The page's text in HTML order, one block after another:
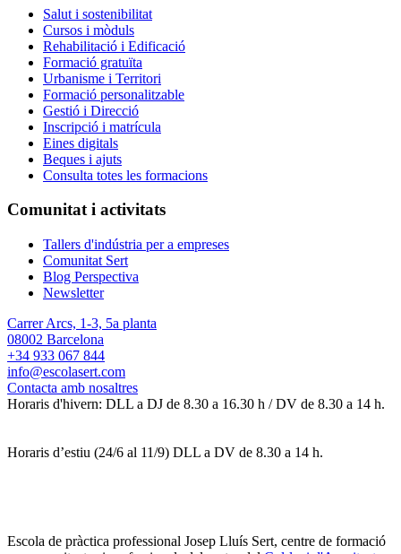
Salut i sostenibilitat
Cursos i mòduls
Rehabilitació i Edificació
Formació gratuïta
Urbanisme i Territori
Formació personalitzable
Gestió i Direcció
Inscripció i matrícula
Eines digitals
Beques i ajuts
Consulta totes les formacions
Comunitat i activitats
Tallers d'indústria per a empreses
Comunitat Sert
Blog Perspectiva
Newsletter
Carrer Arcs, 1-3, 5a planta
08002 Barcelona
+34 933 067 844
info@escolasert.com
Contacta amb nosaltres
Horaris d'hivern: DLL a DJ de 8.30 a 16.30 h / DV de 8.30 a 14 h.
Horaris d’estiu (24/6 al 11/9) DLL a DV de 8.30 a 14 h.
Escola de pràctica professional Josep Lluís Sert, centre de formació